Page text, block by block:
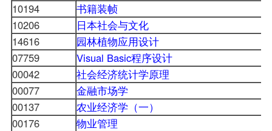
10194
书籍装帧
10206
日本社会与文化
14616
园林植物应用设计
07759
Visual Basic程序设计
00042
社会经济统计学原理
00077
金融市场学
00137
农业经济学（一）
00176
物业管理